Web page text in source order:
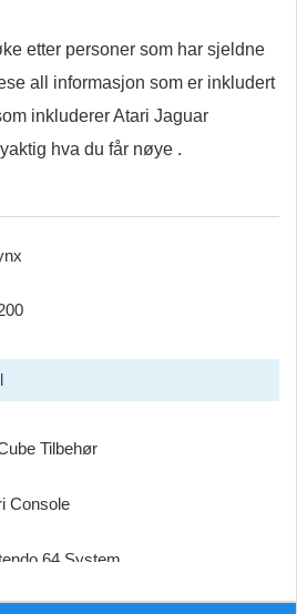
etter personer som har sjeldne
all informasjon som er inkludert
inkluderer Atari Jaguar
hva du får nøye .
Tilbehør
Console
64 System